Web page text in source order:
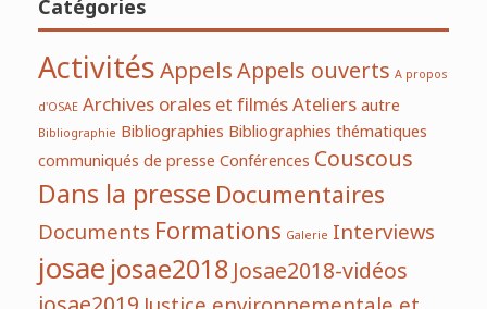
ActivitésAppelsAppels ouverts A propos
d'OSAEArchives orales et filmésAteliersautre
Bibliographie BibliographiesBibliographies thématiques
communiqués de presseConférencesCouscous
Dans la presseDocumentaires
DocumentsFormations Galerie Interviews
josaejosae2018Josae2018-vidéos